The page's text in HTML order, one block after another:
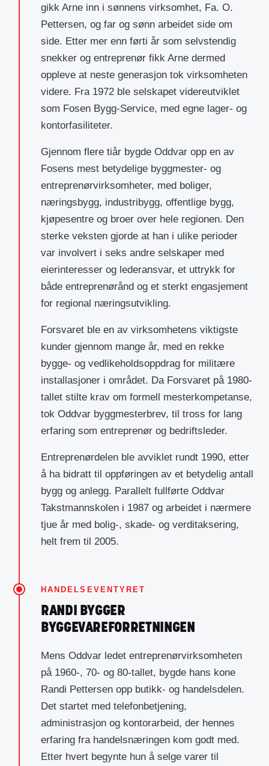
gikk Arne inn i sønnens virksomhet, Fa. O.
Pettersen, og far og sønn arbeidet side om
side. Etter mer enn førti år som selvstendig
snekker og entreprenør fikk Arne dermed
oppleve at neste generasjon tok virksomheten
videre. Fra 1972 ble selskapet videreutviklet
som Fosen Bygg-Service, med egne lager- og
kontorfasiliteter.
Gjennom flere tiår bygde Oddvar opp en av
Fosens mest betydelige byggmester- og
entreprenørvirksomheter, med boliger,
næringsbygg, industribygg, offentlige bygg,
kjøpesentre og broer over hele regionen. Den
sterke veksten gjorde at han i ulike perioder
var involvert i seks andre selskaper med
eierinteresser og lederansvar, et uttrykk for
både entreprenørånd og et sterkt engasjement
for regional næringsutvikling.
Forsvaret ble en av virksomhetens viktigste
kunder gjennom mange år, med en rekke
bygge- og vedlikeholdsoppdrag for militære
installasjoner i området. Da Forsvaret på 1980-
tallet stilte krav om formell mesterkompetanse,
tok Oddvar byggmesterbrev, til tross for lang
erfaring som entreprenør og bedriftsleder.
Entreprenørdelen ble avviklet rundt 1990, etter
å ha bidratt til oppføringen av et betydelig antall
bygg og anlegg. Parallelt fullførte Oddvar
Takstmannskolen i 1987 og arbeidet i nærmere
tjue år med bolig-, skade- og verditaksering,
helt frem til 2005.
HANDELSEVENTYRET
RANDI BYGGER
BYGGEVAREFORRETNINGEN
Mens Oddvar ledet entreprenørvirksomheten
på 1960-, 70- og 80-tallet, bygde hans kone
Randi Pettersen opp butikk- og handelsdelen.
Det startet med telefonbetjening,
administrasjon og kontorarbeid, der hennes
erfaring fra handelsnæringen kom godt med.
Etter hvert begynte hun å selge varer til